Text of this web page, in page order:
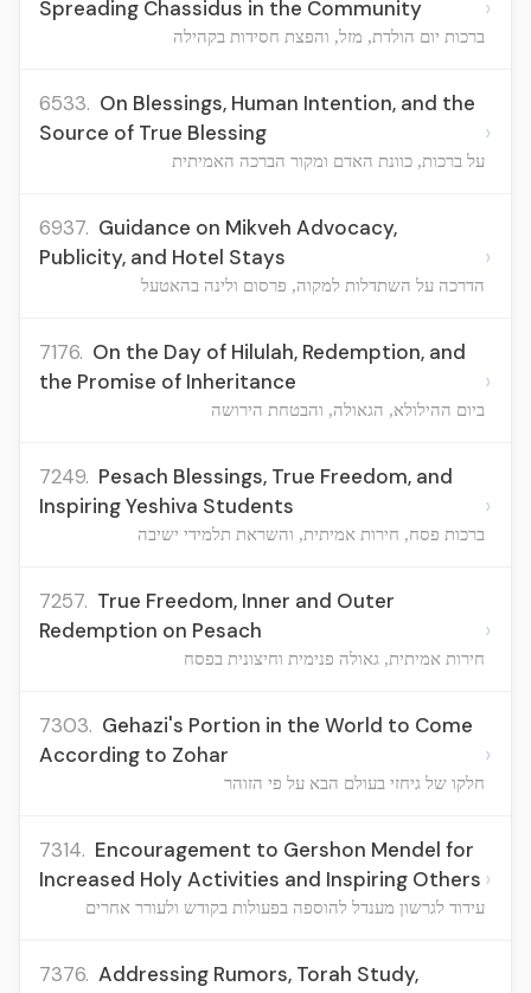
Spreading Chassidus in the Community
ברכות יום הולדת, מזל, והפצת חסידות בקהילה
›
6533. On Blessings, Human Intention, and the
Source of True Blessing
על ברכות, כוונת האדם ומקור הברכה האמיתית
›
6937. Guidance on Mikveh Advocacy,
Publicity, and Hotel Stays
הדרכה על השתדלות למקוה, פרסום ולינה בהאטעל
›
7176. On the Day of Hilulah, Redemption, and
the Promise of Inheritance
ביום ההילולא, הגאולה, והבטחת הירושה
›
7249. Pesach Blessings, True Freedom, and
Inspiring Yeshiva Students
ברכות פסח, חירות אמיתית, והשראת תלמידי ישיבה
›
7257. True Freedom, Inner and Outer
Redemption on Pesach
חירות אמיתית, גאולה פנימית וחיצונית בפסח
›
7303. Gehazi's Portion in the World to Come
According to Zohar
חלקו של גיחזי בעולם הבא על פי הזוהר
›
7314. Encouragement to Gershon Mendel for
Increased Holy Activities and Inspiring Others
עידוד לגרשון מענדל להוספה בפעולות בקודש ולעורר אחרים
›
7376. Addressing Rumors, Torah Study,